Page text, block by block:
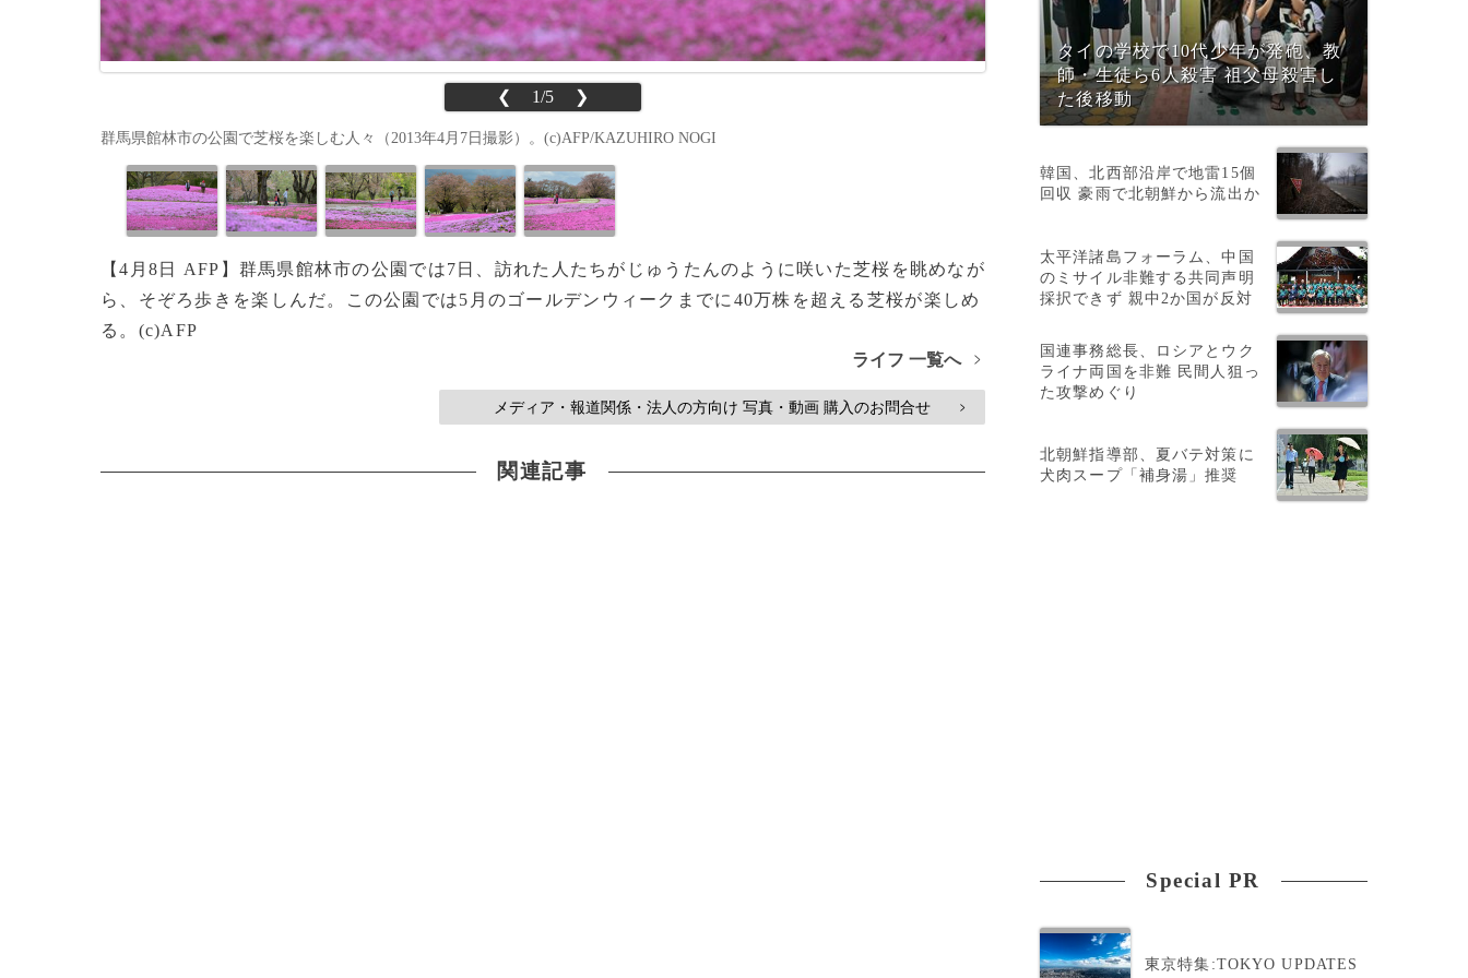
❮ 1/5 ❯
群馬県館林市の公園で芝桜を楽しむ人々（2013年4月7日撮影）。(c)AFP/KAZUHIRO NOGI
【4月8日 AFP】群馬県館林市の公園では7日、訪れた人たちがじゅうたんのように咲いた芝桜を眺めなが
ら、そぞろ歩きを楽しんだ。この公園では5月のゴールデンウィークまでに40万株を超える芝桜が楽しめ
る。(c)AFP
ライフ 一覧へ
>
メディア・報道関係・法人の方向け 写真・動画 購入のお問合せ >
関連記事
タイの学校で10代少年が発砲、教
師・生徒ら6人殺害 祖父母殺害し
た後移動
韓国、北西部沿岸で地雷15個
回収 豪雨で北朝鮮から流出か
太平洋諸島フォーラム、中国
のミサイル非難する共同声明
採択できず 親中2か国が反対
国連事務総長、ロシアとウク
ライナ両国を非難 民間人狙っ
た攻撃めぐり
北朝鮮指導部、夏バテ対策に
犬肉スープ「補身湯」推奨
Special PR
東京特集:TOKYO UPDATES